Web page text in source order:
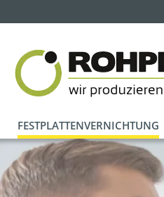
FESTPLATTENVERNICHTUNG